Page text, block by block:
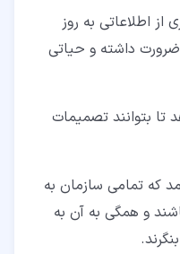
اطلاعاتی به روز
داشته و حیاتی
تا بتوانند تصمیمات
که تمامی سازمان به
و همگی به آن به